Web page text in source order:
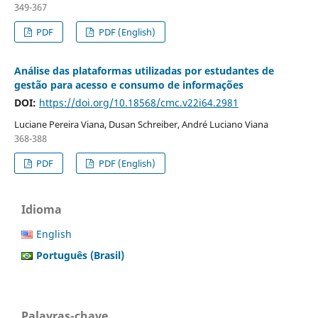
349-367
PDF
PDF (English)
Análise das plataformas utilizadas por estudantes de
gestão para acesso e consumo de informações
DOI: https://doi.org/10.18568/cmc.v22i64.2981
Luciane Pereira Viana, Dusan Schreiber, André Luciano Viana
368-388
PDF
PDF (English)
Idioma
English
Português (Brasil)